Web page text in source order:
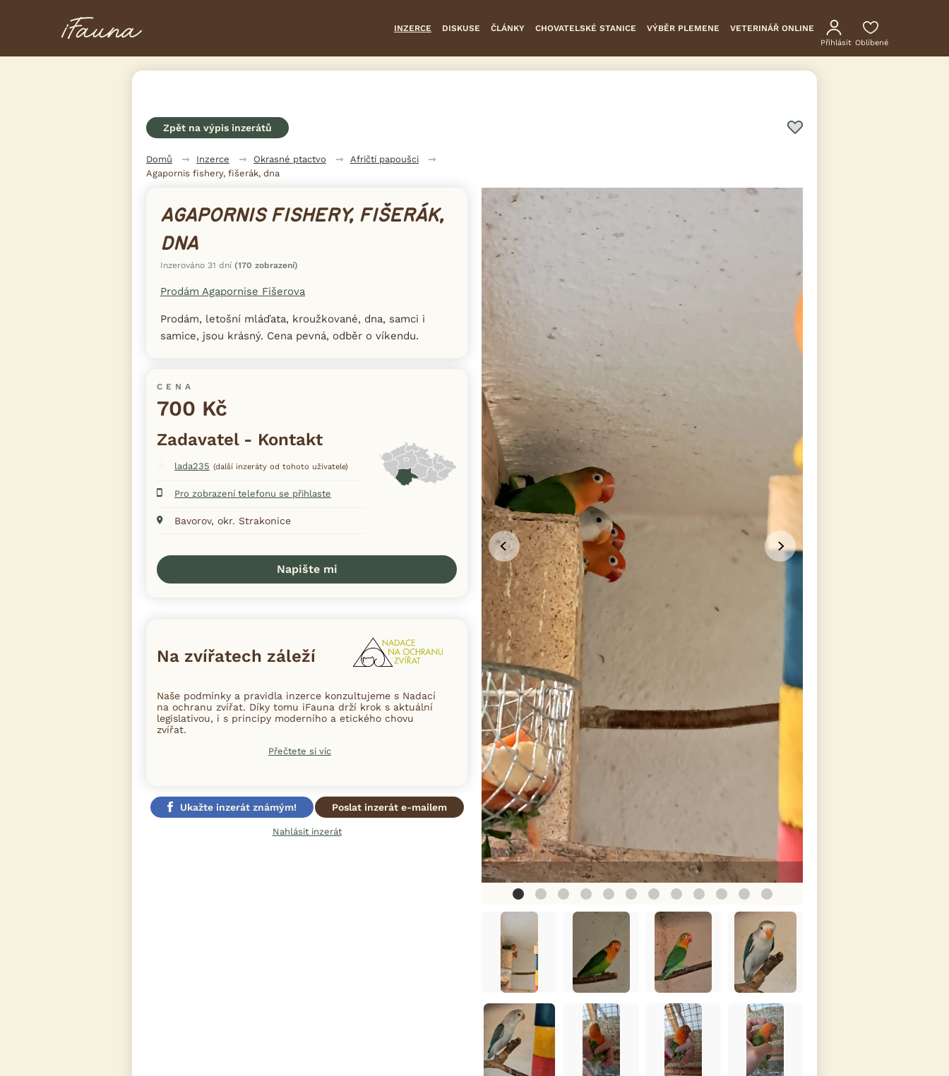
INZERCE DISKUSE ČLÁNKY CHOVATELSKÉ STANICE VÝBĚR PLEMENE VETERINÁŘ ONLINE
Přihlásit Oblíbené
Zpět na výpis inzerátů
Domů Inzerce Okrasné ptactvo
Afričtí papoušci
Agapornis fishery, fišerák, dna
AGAPORNIS FISHERY, FIŠERÁK,
DNA
Inzerováno 31 dní (170 zobrazení)
Prodám Agapornise Fišerova
Prodám, letošní mláďata, kroužkované, dna, samci i
samice, jsou krásný. Cena pevná, odběr o víkendu.
CENA
700 Kč
Zadavatel - Kontakt
lada235 (další inzeráty od tohoto uživatele)
Pro zobrazení telefonu se přihlaste
Bavorov, okr. Strakonice
Napište mi
Na zvířatech záleží
Naše podmínky a pravidla inzerce konzultujeme s Nadací
na ochranu zvířat. Díky tomu iFauna drží krok s aktuální
legislativou, i s principy moderního a etického chovu
zvířat.
Přečtete si víc
Ukažte inzerát známým! Poslat inzerát e-mailem
Nahlásit inzerát